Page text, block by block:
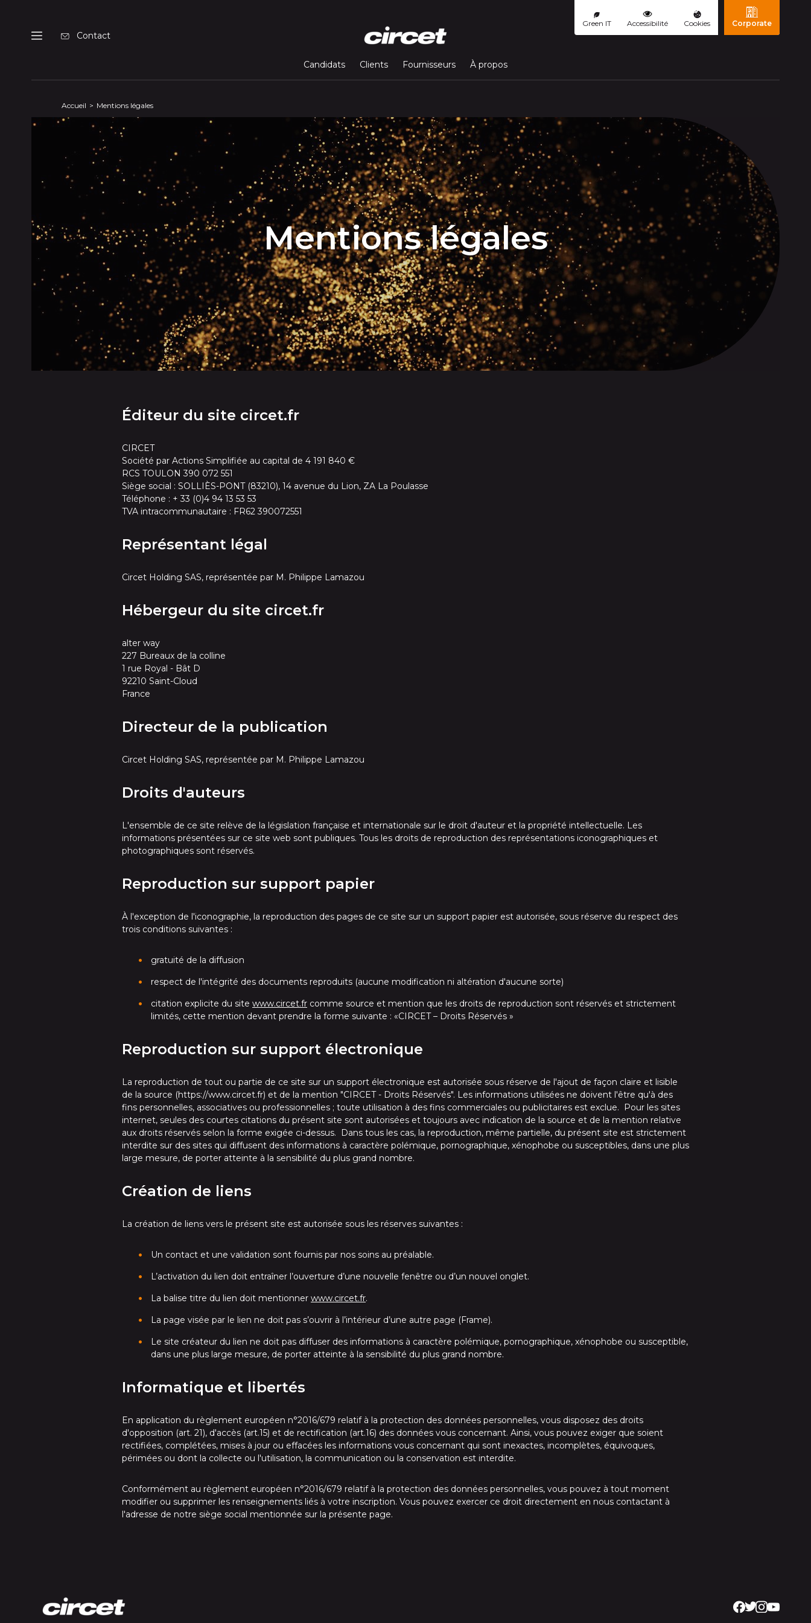
Green IT Accessibilité Cookies Corporate
Menu
Contact
Candidats Clients Fournisseurs À propos
Accueil Mentions légales
Mentions légales
Éditeur du site circet.fr
CIRCET
Société par Actions Simplifiée au capital de 4 191 840 €
RCS TOULON 390 072 551
Siège social : SOLLIÈS-PONT (83210), 14 avenue du Lion, ZA La Poulasse
Téléphone : + 33 (0)4 94 13 53 53
TVA intracommunautaire : FR62 390072551
Représentant légal
Circet Holding SAS, représentée par M. Philippe Lamazou
Hébergeur du site circet.fr
alter way
227 Bureaux de la colline
1 rue Royal - Bât D
92210 Saint-Cloud
France
Directeur de la publication
Circet Holding SAS, représentée par M. Philippe Lamazou
Droits d'auteurs
L'ensemble de ce site relève de la législation française et internationale sur le droit d'auteur et la propriété intellectuelle. Les
informations présentées sur ce site web sont publiques. Tous les droits de reproduction des représentations iconographiques et
photographiques sont réservés.
Reproduction sur support papier
À l'exception de l'iconographie, la reproduction des pages de ce site sur un support papier est autorisée, sous réserve du respect des
trois conditions suivantes :
gratuité de la diffusion
respect de l'intégrité des documents reproduits (aucune modification ni altération d'aucune sorte)
citation explicite du site www.circet.fr comme source et mention que les droits de reproduction sont réservés et strictement
limités, cette mention devant prendre la forme suivante : «CIRCET – Droits Réservés »
Reproduction sur support électronique
La reproduction de tout ou partie de ce site sur un support électronique est autorisée sous réserve de l'ajout de façon claire et lisible
de la source (https://www.circet.fr) et de la mention "CIRCET - Droits Réservés". Les informations utilisées ne doivent l'être qu'à des
fins personnelles, associatives ou professionnelles ; toute utilisation à des fins commerciales ou publicitaires est exclue. Pour les sites
internet, seules des courtes citations du présent site sont autorisées et toujours avec indication de la source et de la mention relative
aux droits réservés selon la forme exigée ci-dessus. Dans tous les cas, la reproduction, même partielle, du présent site est strictement
interdite sur des sites qui diffusent des informations à caractère polémique, pornographique, xénophobe ou susceptibles, dans une plus
large mesure, de porter atteinte à la sensibilité du plus grand nombre.
Création de liens
La création de liens vers le présent site est autorisée sous les réserves suivantes :
Un contact et une validation sont fournis par nos soins au préalable.
L’activation du lien doit entraîner l’ouverture d’une nouvelle fenêtre ou d’un nouvel onglet.
La balise titre du lien doit mentionner www.circet.fr.
La page visée par le lien ne doit pas s’ouvrir à l’intérieur d’une autre page (Frame).
Le site créateur du lien ne doit pas diffuser des informations à caractère polémique, pornographique, xénophobe ou susceptible,
dans une plus large mesure, de porter atteinte à la sensibilité du plus grand nombre.
Informatique et libertés
En application du règlement européen n°2016/679 relatif à la protection des données personnelles, vous disposez des droits
d'opposition (art. 21), d'accès (art.15) et de rectification (art.16) des données vous concernant. Ainsi, vous pouvez exiger que soient
rectifiées, complétées, mises à jour ou effacées les informations vous concernant qui sont inexactes, incomplètes, équivoques,
périmées ou dont la collecte ou l'utilisation, la communication ou la conservation est interdite.
Conformément au règlement européen n°2016/679 relatif à la protection des données personnelles, vous pouvez à tout moment
modifier ou supprimer les renseignements liés à votre inscription. Vous pouvez exercer ce droit directement en nous contactant à
l'adresse de notre siège social mentionnée sur la présente page.
Facebook
Twitter FR
Instagram
YouTube